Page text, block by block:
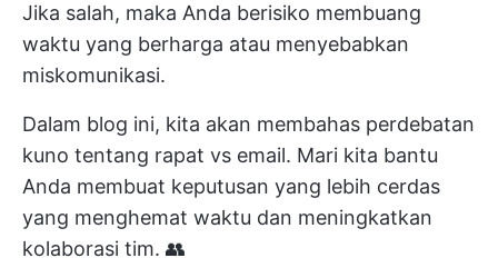
Jika salah, maka Anda berisiko membuang
waktu yang berharga atau menyebabkan
miskomunikasi.
Dalam blog ini, kita akan membahas perdebatan
kuno tentang rapat vs email. Mari kita bantu
Anda membuat keputusan yang lebih cerdas
yang menghemat waktu dan meningkatkan
kolaborasi tim. 👥